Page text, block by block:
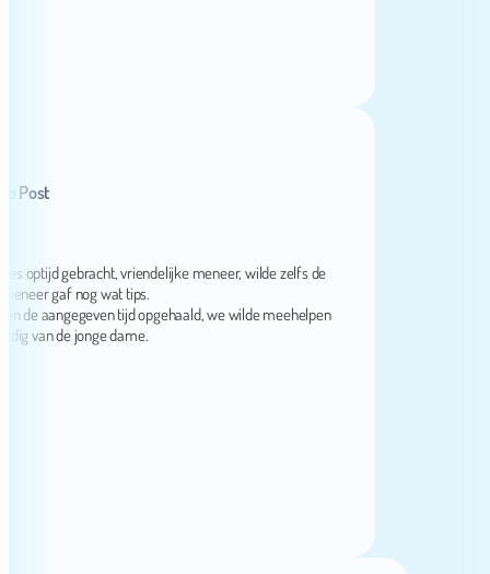
gebracht, vriendelijke meneer, wilde zelfs de
gaf nog wat tips.
aangegeven tijd opgehaald, we wilde meehelpen
de jonge dame.